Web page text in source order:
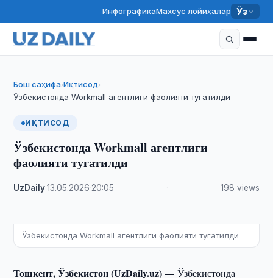
ИнфографикаМахсус лойиҳалар Ўз
Бош саҳифа›Иқтисод›
Ўзбекистонда Workmall агентлиги фаолияти тугатилди
ИҚТИСОД
Ўзбекистонда Workmall агентлиги
фаолияти тугатилди
UzDaily·13.05.2026 20:05 198 views
Ўзбекистонда Workmall агентлиги фаолияти тугатилди
Тошкент, Ўзбекистон (UzDaily.uz) —Ўзбекистонда